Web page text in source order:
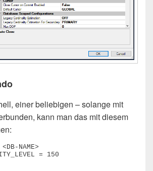
einer beliebigen – solange mit
kann man das mit diesem
NAME>
= 150